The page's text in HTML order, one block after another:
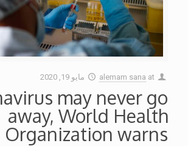
alemam sana at مايو 19, 2020
may never go
away, World Health
Organization warns